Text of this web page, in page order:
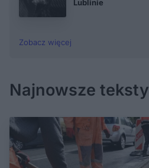
Lublinie
Zobacz więcej
Najnowsze teksty